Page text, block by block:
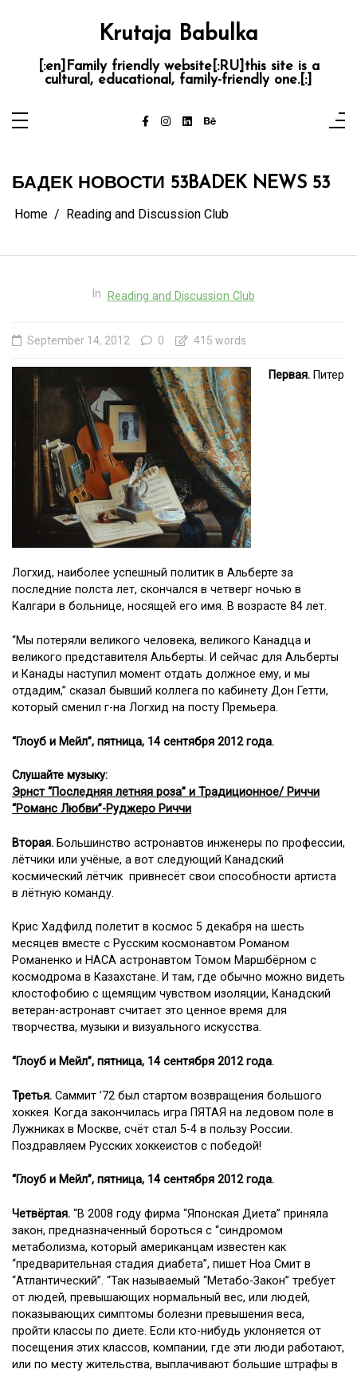
Krutaja Babulka
[:en]Family friendly website[:RU]this site is a
cultural, educational, family-friendly one.[:]
БАДЕК НОВОСТИ 53BADEK NEWS 53
Home Reading and Discussion Club
In Reading and Discussion Club
September 14, 2012 0 415 words
Первая. Питер
Логхид, наиболее успешный политик в Альберте за
последние полста лет, скончался в четверг ночью в
Калгари в больнице, носящей его имя. В возрасте 84 лет.
“Мы потеряли великого человека, великого Канадца и
великого представителя Альберты. И сейчас для Альберты
и Канады наступил момент отдать должное ему, и мы
отдадим,” сказал бывший коллега по кабинету Дон Гетти,
который сменил г-на Логхид на посту Премьера.
“Глоуб и Мейл”, пятница, 14 сентября 2012 года.
Слушайте музыку:
Эрнст “Последняя летняя роза” и Традиционное/ Риччи
“Романс Любви”-Руджеро Риччи
Вторая. Большинство астронавтов инженеры по профессии,
лётчики или учёные, а вот следующий Канадский
космический лётчик привнесёт свои способности артиста
в лётную команду.
Крис Хадфилд полетит в космос 5 декабря на шесть
месяцев вместе с Русским космонавтом Романом
Романенко и НАСА астронавтом Томом Маршбёрном с
космодрома в Казахстане. И там, где обычно можно видеть
клостофобию с щемящим чувством изоляции, Канадский
ветеран-астронавт считает это ценное время для
творчества, музыки и визуального искусства.
“Глоуб и Мейл”, пятница, 14 сентября 2012 года.
Третья. Саммит ’72 был стартом возвращения большого
хоккея. Когда закончилась игра ПЯТАЯ на ледовом поле в
Лужниках в Москве, счёт стал 5-4 в пользу России.
Поздравляем Русских хоккеистов с победой!
“Глоуб и Мейл”, пятница, 14 сентября 2012 года.
Четвёртая. “В 2008 году фирма “Японская Диета” приняла
закон, предназначенный бороться с “синдромом
метаболизма, который американцам известен как
“предварительная стадия диабета”, пишет Ноа Смит в
“Атлантический”. “Так называемый “Метабо-Закон” требует
от людей, превышающих нормальный вес, или людей,
показывающих симптомы болезни превышения веса,
пройти классы по диете. Если кто-нибудь уклоняется от
посещения этих классов, компании, где эти люди работают,
или по месту жительства, выплачивают большие штрафы в